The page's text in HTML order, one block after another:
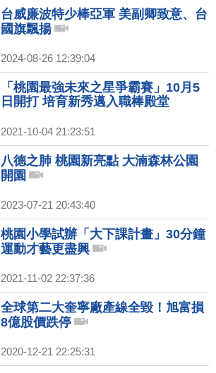
台威廉波特少棒亞軍 美副卿致意、台
國旗飄揚
2024-08-26 12:39:04
「桃園最強未來之星爭霸賽」10月5
日開打 培育新秀邁入職棒殿堂
2021-10-04 21:23:51
八德之肺 桃園新亮點 大湳森林公園
開園
2023-07-21 20:43:40
桃園小學試辦「大下課計畫」30分鐘
運動才藝更盡興
2021-11-02 22:37:36
全球第二大奎寧廠產線全毀！旭富損
8億股價跌停
2020-12-21 22:25:31